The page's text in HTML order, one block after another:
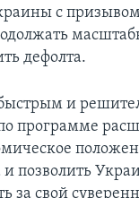
с
дефолта.
и
программе
и позволить
за свой